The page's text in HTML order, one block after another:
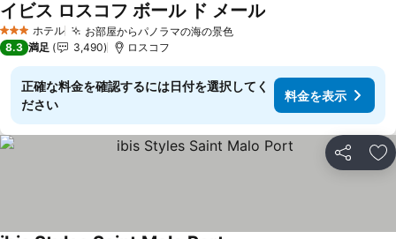
3 ホテルのランク
ホテル お部屋からパノラマの海の景色
イビス ロスコフ ボール ド メール
8.3 満足 3,490 ロスコフ
正確な料金を確認するには日付を選択してく
ださい
料金を表示
シェア お